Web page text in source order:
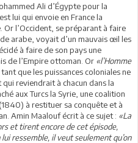
Ali d’Égypte pour la
lui qui envoie en France la
l’Occident, se préparant à faire
arabe, voyait d’un mauvais œil les
à faire de son pays une
de l’Empire ottoman. Or «l’Homme
que les puissances coloniales ne
reviendrait à chacun dans la
aux Turcs la Syrie, une coalition
à restituer sa conquête et à
Amin Maalouf écrit à ce sujet : «La
et tirent encore de cet épisode,
lui ressemble, il veut seulement qu’on